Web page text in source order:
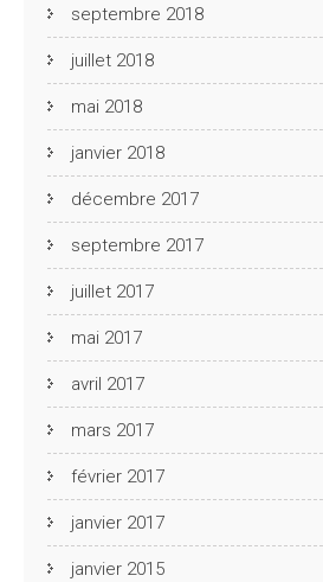
septembre 2018
juillet 2018
mai 2018
janvier 2018
décembre 2017
septembre 2017
juillet 2017
mai 2017
avril 2017
mars 2017
février 2017
janvier 2017
janvier 2015